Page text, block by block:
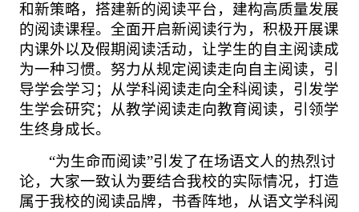
和新策略，搭建新的阅读平台，建构高质量发展
的阅读课程。全面开启新阅读行为，积极开展课
内课外以及假期阅读活动，让学生的自主阅读成
为一种习惯。努力从规定阅读走向自主阅读，引
导学会学习；从学科阅读走向全科阅读，引发学
生学会研究；从教学阅读走向教育阅读，引领学
生终身成长。
“为生命而阅读”引发了在场语文人的热烈讨
论，大家一致认为要结合我校的实际情况，打造
属于我校的阅读品牌，书香阵地，从语文学科阅